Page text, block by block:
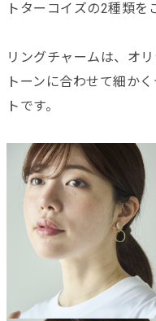
トターコイズの2種類を
リングチャームは、オ
トーンに合わせて細か
トです。